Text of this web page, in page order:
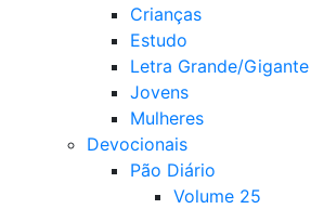
Crianças
Estudo
Letra Grande/Gigante
Jovens
Mulheres
Devocionais
Pão Diário
Volume 25